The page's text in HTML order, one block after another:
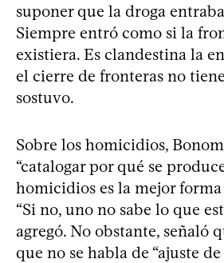
suponer que la droga
Siempre entró como si la
existiera. Es clandestina la
el cierre de fronteras no
sostuvo.
Sobre los homicidios,
“catalogar por qué se
homicidios es la mejor
“Si no, uno no sabe lo que
agregó. No obstante, señaló
que no se habla de “ajuste de